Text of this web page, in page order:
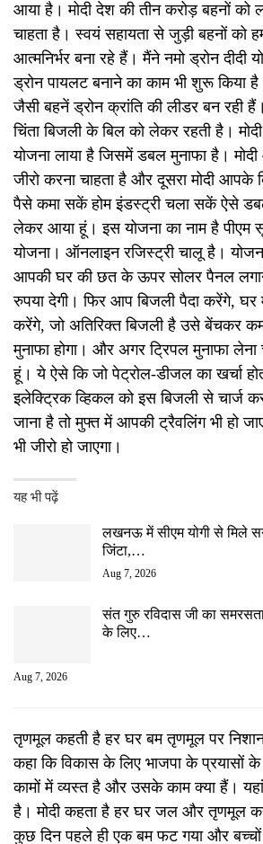
आया है। मोदी देश की तीन करोड़ बहनों को
चाहता है। स्वयं सहायता से जुड़ी बहनों को
आत्मनिर्भर बना रहे हैं। मैंने नमो ड्रोन दीदी
ड्रोन पायलट बनाने का काम भी शुरू
जैसी बहनें ड्रोन क्रांति की लीडर बन रही
चिंता बिजली के बिल को लेकर रहती है।
योजना लाया है जिसमें डबल मुनाफा है।
जीरो करना चाहता है और दूसरा मोदी
पैसे कमा सकें होम इंडस्ट्री चला सकें ऐसे
लेकर आया हूं। इस योजना का नाम है पीएम
योजना। ऑनलाइन रजिस्ट्री चालू है।
आपकी घर की छत के ऊपर सोलर पैनल
रुपया देगी। फिर आप बिजली पैदा करेंगे, घर
करेंगे, जो अतिरिक्त बिजली है उसे बेंचकर
मुनाफा होगा। और अगर ट्रिपल मुनाफा लेना
हूं। ये ऐसे कि जो पेट्रोल-डीजल का खर्चा
इलेक्ट्रिक व्हिकल को इस बिजली से चार्ज
जाना है तो मुफ्त में आपकी ट्रैवलिंग भी हो
भी जीरो हो जाएगा।
यह भी पढ़ें
लखनऊ में सीएम योगी से मिले
जिंटा,…
Aug 7, 2026
संत गुरु रविदास जी का
के लिए…
Aug 7, 2026
तृणमूल कहती है हर घर बम तृणमूल पर
कहा कि विकास के लिए भाजपा के प्रयासों
कामों में व्यस्त है और उसके काम क्या हैं। यहां
है। मोदी कहता है हर घर जल और तृणमूल
कुछ दिन पहले ही एक बम फट गया और बच्चों